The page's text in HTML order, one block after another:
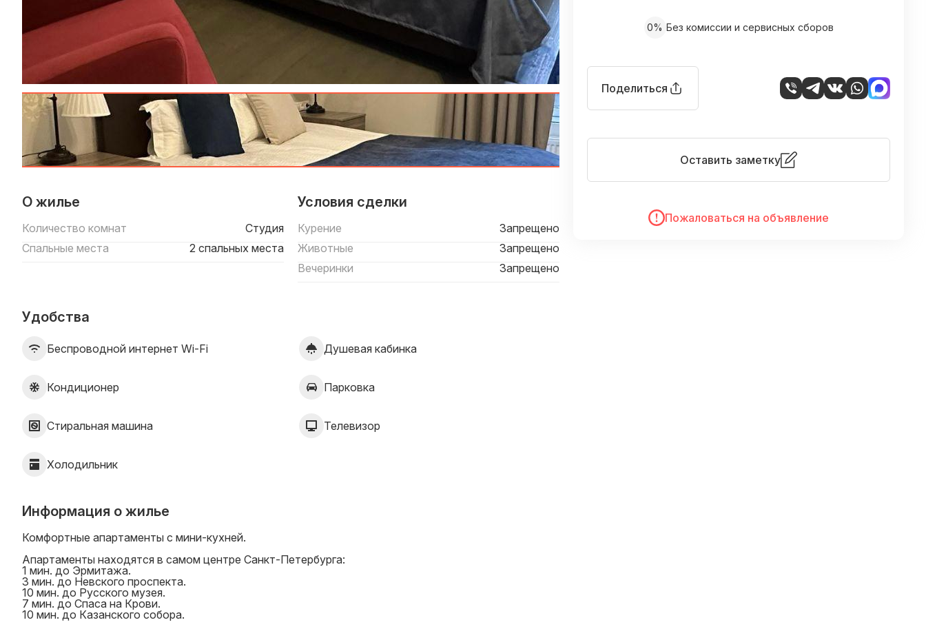
О жилье
Количество комнат
Студия
Спальные места
2 спальных места
Условия сделки
Курение
Запрещено
Животные
Запрещено
Вечеринки
Запрещено
Удобства
Беспроводной интернет Wi-Fi Душевая кабинка
Кондиционер Парковка
Стиральная машина Телевизор
Холодильник
Информация о жилье
Комфортные апартаменты с мини-кухней.
Апартаменты находятся в самом центре Санкт-Петербурга:
1 мин. до Эрмитажа.
3 мин. до Невского проспекта.
10 мин. до Русского музея.
7 мин. до Спаса на Крови.
10 мин. до Казанского собора.
0% Без комиссии и сервисных сборов
Поделиться
Оставить заметку
Пожаловаться на объявление